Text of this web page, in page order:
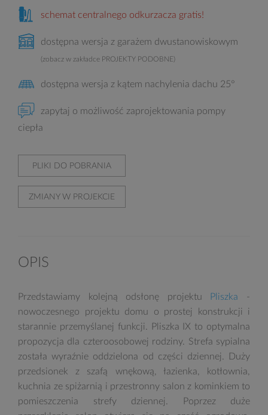
schemat centralnego odkurzacza gratis!
dostępna wersja z garażem dwustanowiskowym
(zobacz w zakładce PROJEKTY PODOBNE)
dostępna wersja z kątem nachylenia dachu 25°
zapytaj o możliwość zaprojektowania pompy
ciepła
PLIKI DO POBRANIA
ZMIANY W PROJEKCIE
OPIS
Przedstawiamy kolejną odsłonę projektu Pliszka -
nowoczesnego projektu domu o prostej konstrukcji i
starannie przemyślanej funkcji. Pliszka IX to optymalna
propozycja dla czteroosobowej rodziny. Strefa sypialna
została wyraźnie oddzielona od części dziennej. Duży
przedsionek z szafą wnękową, łazienka, kotłownia,
kuchnia ze spiżarnią i przestronny salon z kominkiem to
pomieszczenia strefy dziennej. Poprzez duże